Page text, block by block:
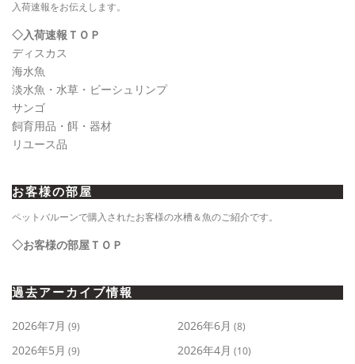
入荷速報をお伝えします。
◇入荷速報ＴＯＰ
ディスカス
海水魚
淡水魚・水草・ビーシュリンプ
サンゴ
飼育用品・餌・器材
リユース品
お客様の部屋
ペットバルーンで購入されたお客様の水槽＆魚のご紹介です。
◇お客様の部屋ＴＯＰ
過去アーカイブ情報
2026年7月 (9) 2026年6月 (8)
2026年5月 (9) 2026年4月 (10)